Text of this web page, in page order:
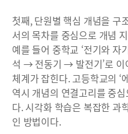
첫째, 단원별 핵심 개념을 구
서의 목차를 중심으로 개념
예를 들어 중학교 ‘전기와
석 → 전동기 → 발전기’로 이
체계가 잡힌다. 고등학교의 ‘
역시 개념의 연결고리를 중
다. 시각화 학습은 복잡한 과
인 방법이다.